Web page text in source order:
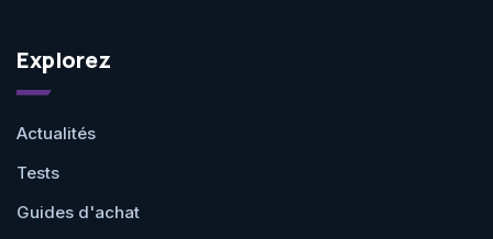
Explorez
Actualités
Tests
Guides d'achat